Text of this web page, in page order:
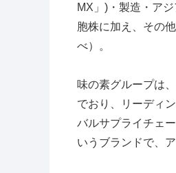
MX」 ) ・製造・ア
胞株に加え、その他
べ）。
味の素グループは、
でおり、リーディ
バルサプライチェー
いうブランドで、